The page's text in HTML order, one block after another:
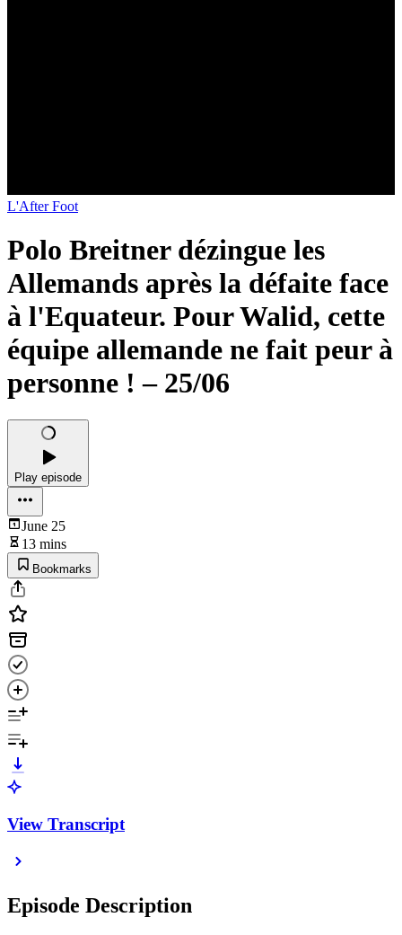
L'After Foot
Polo Breitner dézingue les
Allemands après la défaite face
à l'Equateur. Pour Walid, cette
équipe allemande ne fait peur à
personne ! – 25/06
Play episode
June 25
13 mins
Bookmarks
View Transcript
Episode Description